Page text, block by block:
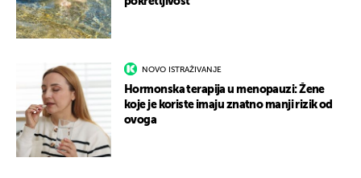
NOVO ISTRAŽIVANJE
Hormonska terapija u menopauzi: Žene
koje je koriste imaju znatno manji rizik od
ovoga